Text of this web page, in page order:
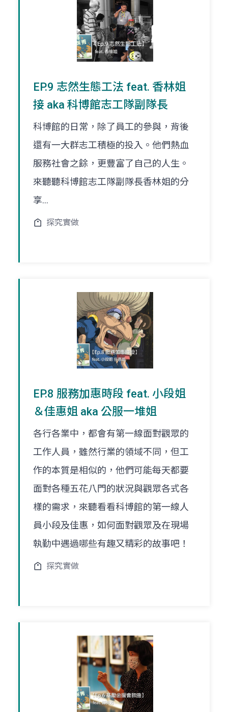
EP.9 志然生態工法 feat. 香林姐
接 aka 科博館志工隊副隊長
科博館的日常，除了員工的參與，背後
還有一大群志工積極的投入。他們熱血
服務社會之餘，更豐富了自己的人生。
來聽聽科博館志工隊副隊長香林姐的分
享...
探究實做
EP.8 服務加惠時段 feat. 小段姐
＆佳惠姐 aka 公服一堆姐
各行各業中，都會有第一線面對觀眾的
工作人員，雖然行業的領域不同，但工
作的本質是相似的，他們可能每天都要
面對各種五花八門的狀況與觀眾各式各
樣的需求，來聽看看科博館的第一線人
員小段及佳惠，如何面對觀眾及在現場
執勤中遇過哪些有趣又精彩的故事吧！
探究實做